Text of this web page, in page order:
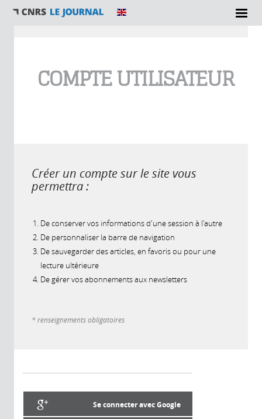
COMPTE UTILISATEUR
Créer un compte sur le site vous
permettra :
De conserver vos informations d'une session à l'autre
De personnaliser la barre de navigation
De sauvegarder des articles, en favoris ou pour une
lecture ultérieure
De gérer vos abonnements aux newsletters
* renseignements obligatoires
Se connecter avec Google